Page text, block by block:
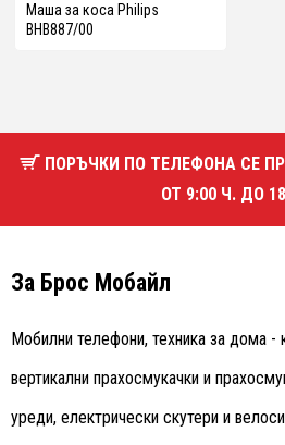
Маша за коса Philips
BHB887/00
ПОРЪЧКИ ПО ТЕЛЕФОНА СЕ
ОТ 9:00 Ч. ДО
За Брос Мобайл
Мобилни телефони, техника за дома -
вертикални прахосмукачки и
уреди, електрически скутери и